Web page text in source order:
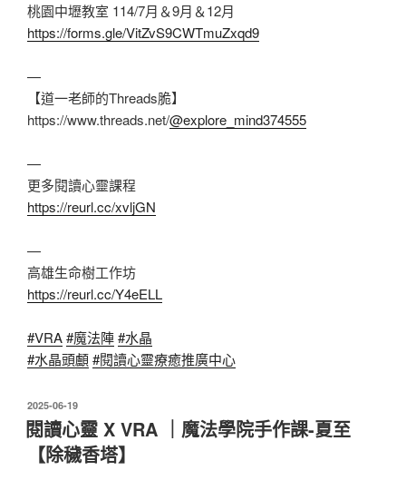
桃園中壢教室 114/7月＆9月＆12月
https://forms.gle/VitZvS9CWTmuZxqd9
—
【道一老師的Threads脆】
https://www.threads.net/@explore_mind374555
—
更多閱讀心靈課程
https://reurl.cc/xvljGN
—
高雄生命樹工作坊
https://reurl.cc/Y4eELL
#VRA#魔法陣#水晶
#水晶頭顱#閱讀心靈療癒推廣中心
發
佈
於
2025-06-19
閱讀心靈 X VRA ｜魔法學院手作課-夏至
【除穢香塔】